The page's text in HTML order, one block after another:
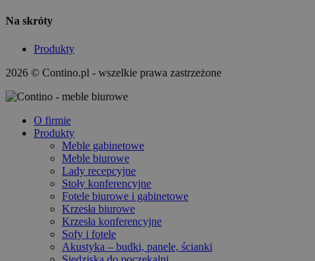
Na skróty
Produkty
2026 © Contino.pl - wszelkie prawa zastrzeżone
O firmie
Produkty
Meble gabinetowe
Meble biurowe
Lady recepcyjne
Stoły konferencyjne
Fotele biurowe i gabinetowe
Krzesła biurowe
Krzesła konferencyjne
Sofy i fotele
Akustyka – budki, panele, ścianki